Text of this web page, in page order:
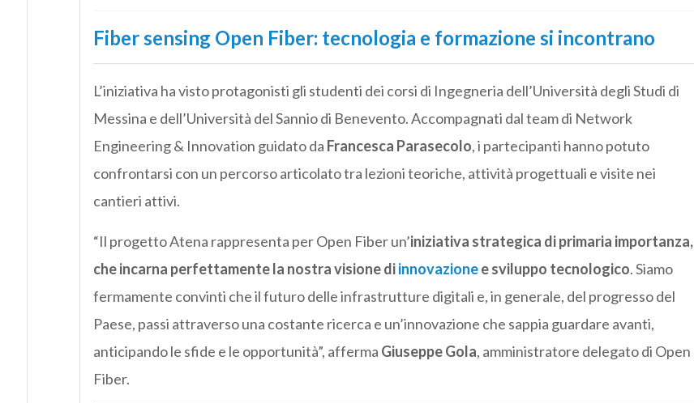
Fiber sensing Open Fiber: tecnologia e formazione si incontrano
L’iniziativa ha visto protagonisti gli studenti dei corsi di Ingegneria dell’Università degli Studi di
Messina e dell’Università del Sannio di Benevento. Accompagnati dal team di Network
Engineering & Innovation guidato da Francesca Parasecolo, i partecipanti hanno potuto
confrontarsi con un percorso articolato tra lezioni teoriche, attività progettuali e visite nei
cantieri attivi.
“Il progetto Atena rappresenta per Open Fiber un’iniziativa strategica di primaria importanza,
che incarna perfettamente la nostra visione diinnovazionee sviluppo tecnologico. Siamo
fermamente convinti che il futuro delle infrastrutture digitali e, in generale, del progresso del
Paese, passi attraverso una costante ricerca e un’innovazione che sappia guardare avanti,
anticipando le sfide e le opportunità”, afferma Giuseppe Gola, amministratore delegato di Open
Fiber.